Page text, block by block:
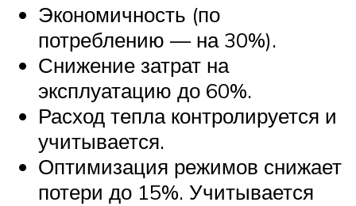
Экономичность (по
потреблению — на 30%).
Снижение затрат на
эксплуатацию до 60%.
Расход тепла контролируется и
учитывается.
Оптимизация режимов снижает
потери до 15%. Учитывается